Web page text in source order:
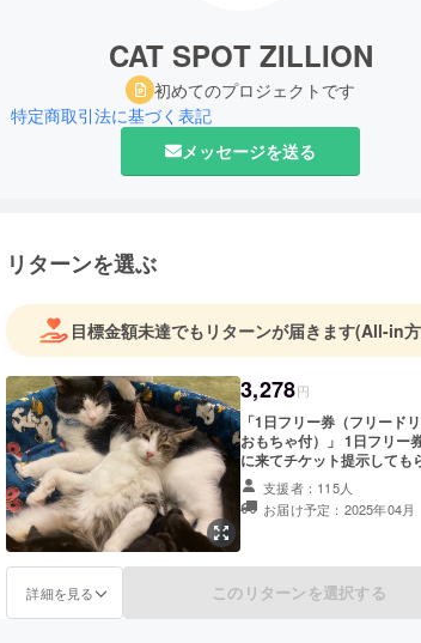
CAT SPOT ZILLION
初めてのプロジェクトです
特定商取引法に基づく表記
メッセージを送る
リターンを選ぶ
目標金額未達でもリターンが届きます(All-in
3,278円
「1日フリー券（フリード
おもちゃ付）」 1日フリー
に来てチケット提示しても
でその日1日当猫カフェで遊
けるものです。 お店は名古
にあります。 （詳細な住
ります。 現在改修工事予定
支援者：115人
お届け予定：2025年04月
詳細を見る このリターンを選択する